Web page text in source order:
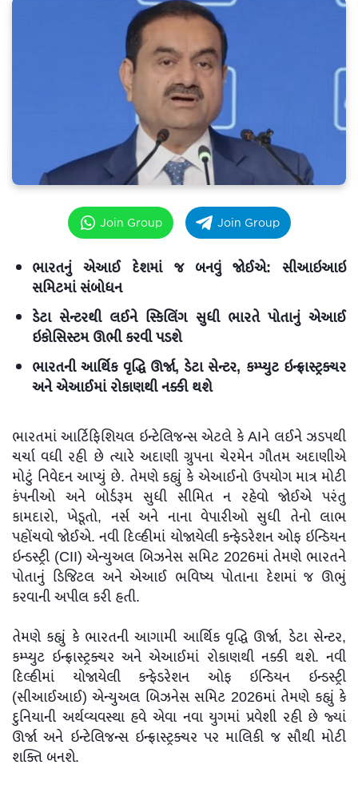
Join Group Join Group
ભારતનું એઆઈ દેશમાં જ બનવું જોઈએ: સીઆઇઆઇ
સમિટમાં સંબોધન
ડેટા સેન્ટરથી લઈને સ્કિલિંગ સુધી ભારતે પોતાનું એઆઈ
ઇકોસિસ્ટમ ઊભી કરવી પડશે
ભારતની આર્થિક વૃદ્ધિ ઊર્જા, ડેટા સેન્ટર, કમ્પ્યુટ ઇન્ફ્રાસ્ટ્રક્ચર
અને એઆઈમાં રોકાણથી નક્કી થશે
ભારતમાં આર્ટિફિશિયલ ઇન્ટેલિજન્સ એટલે કે AIને લઈને ઝડપથી
ચર્ચા વધી રહી છે ત્યારે અદાણી ગ્રુપના ચેરમેન ગૌતમ અદાણીએ
મોટું નિવેદન આપ્યું છે. તેમણે કહ્યું કે એઆઈનો ઉપયોગ માત્ર મોટી
કંપનીઓ અને બોર્ડરૂમ સુધી સીમિત ન રહેવો જોઈએ પરંતુ
કામદારો, ખેડૂતો, નર્સ અને નાના વેપારીઓ સુધી તેનો લાભ
પહોંચવો જોઈએ. નવી દિલ્હીમાં યોજાયેલી કન્ફેડરેશન ઓફ ઇન્ડિયન
ઇન્ડસ્ટ્રી (CII) એન્યુઅલ બિઝનેસ સમિટ 2026માં તેમણે ભારતને
પોતાનું ડિજિટલ અને એઆઈ ભવિષ્ય પોતાના દેશમાં જ ઊભું
કરવાની અપીલ કરી હતી.
તેમણે કહ્યું કે ભારતની આગામી આર્થિક વૃદ્ધિ ઊર્જા, ડેટા સેન્ટર,
કમ્પ્યુટ ઇન્ફ્રાસ્ટ્રક્ચર અને એઆઈમાં રોકાણથી નક્કી થશે. નવી
દિલ્હીમાં યોજાયેલી કન્ફેડરેશન ઓફ ઇન્ડિયન ઇન્ડસ્ટ્રી
(સીઆઈઆઈ) એન્યુઅલ બિઝનેસ સમિટ 2026માં તેમણે કહ્યું કે
દુનિયાની અર્થવ્યવસ્થા હવે એવા નવા યુગમાં પ્રવેશી રહી છે જ્યાં
ઊર્જા અને ઇન્ટેલિજન્સ ઇન્ફ્રાસ્ટ્રક્ચર પર માલિકી જ સૌથી મોટી
શક્તિ બનશે.